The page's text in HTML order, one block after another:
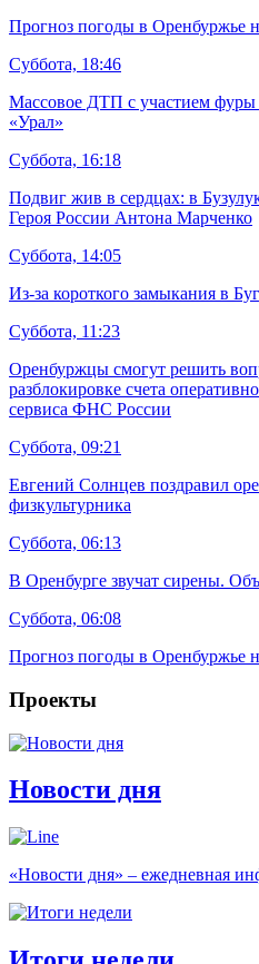
Прогноз погоды в Оренбуржье
Суббота, 18:46
Массовое ДТП с участием
«Урал»
Суббота, 16:18
Подвиг жив в сердцах: в
Героя России Антона Марченко
Суббота, 14:05
Из-за короткого замыкания в
Суббота, 11:23
Оренбуржцы смогут решить
разблокировке счета
сервиса ФНС России
Суббота, 09:21
Евгений Солнцев поздравил
физкультурника
Суббота, 06:13
В Оренбурге звучат сирены.
Суббота, 06:08
Прогноз погоды в Оренбуржье
Проекты
Новости дня
«Новости дня» – ежедневная